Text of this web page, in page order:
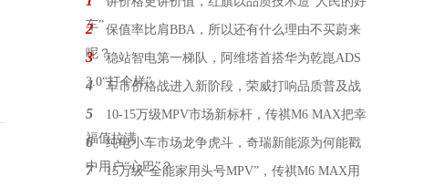
车”
2
保值率比肩BBA，所以还有什么理由不买蔚来
呢？
3
稳站智电第一梯队，阿维塔首搭华为乾崑ADS
3.0“打个样”
4 车市价格战进入新阶段，荣威打响品质普及战
5
10-15万级MPV市场新标杆，传祺M6 MAX把幸
福值拉满
6
纯电小车市场龙争虎斗，奇瑞新能源为何能戳
中用户“心巴”？
7
15万级“全能家用头号MPV”，传祺M6 MAX用